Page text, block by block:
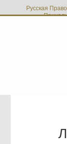
Русская